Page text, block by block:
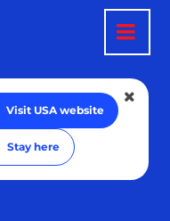
Visit USA website
Stay here